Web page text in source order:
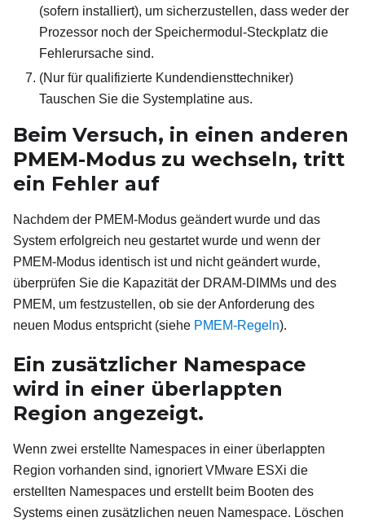
(sofern installiert), um sicherzustellen, dass weder der
Prozessor noch der Speichermodul-Steckplatz die
Fehlerursache sind.
(Nur für qualifizierte Kundendiensttechniker)
Tauschen Sie die Systemplatine aus.
Beim Versuch, in einen anderen
PMEM-Modus zu wechseln, tritt
ein Fehler auf
Nachdem der PMEM-Modus geändert wurde und das
System erfolgreich neu gestartet wurde und wenn der
PMEM-Modus identisch ist und nicht geändert wurde,
überprüfen Sie die Kapazität der DRAM-DIMMs und des
PMEM, um festzustellen, ob sie der Anforderung des
neuen Modus entspricht (siehe PMEM-Regeln).
Ein zusätzlicher Namespace
wird in einer überlappten
Region angezeigt.
Wenn zwei erstellte Namespaces in einer überlappten
Region vorhanden sind, ignoriert VMware ESXi die
erstellten Namespaces und erstellt beim Booten des
Systems einen zusätzlichen neuen Namespace. Löschen